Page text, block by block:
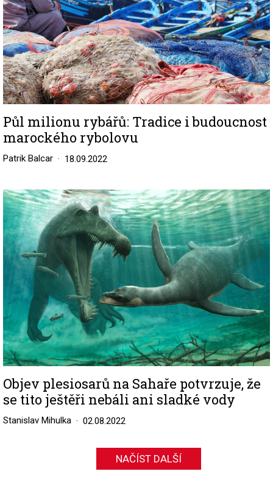
Půl milionu rybářů: Tradice i budoucnost
marockého rybolovu
Patrik Balcar 18.09.2022
Image
Objev plesiosarů na Sahaře potvrzuje, že
se tito ještěři nebáli ani sladké vody
Stanislav Mihulka 02.08.2022
NAČÍST DALŠÍ